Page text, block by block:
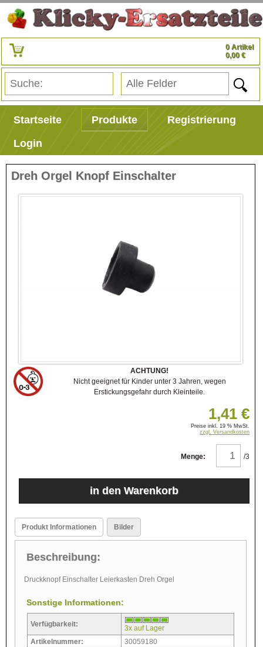
0 Artikel
0,00 €
Startseite Produkte
Registrierung
Login
Dreh Orgel Knopf Einschalter
ACHTUNG!
Nicht geeignet für Kinder unter 3 Jahren, wegen
Erstickungsgefahr durch Kleinteile.
1,41 €
Preise inkl. 19 % MwSt.
zzgl. Versandkosten
Menge: /3
Produkt Informationen Bilder
Beschreibung:
Druckknopf Einschalter Leierkasten Dreh Orgel
Sonstige Informationen:
Verfügbarkeit:
3x auf Lager
Artikelnummer:
30059180